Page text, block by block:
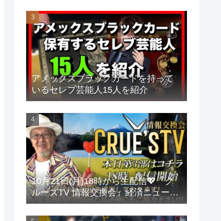
アメックスブラックカードを持って
いるセレブ芸能人15人を紹介
10月21日(月)18時から生配信💖『ク
ルーズTV 情報交換会』経済ニュース
投資 株式市場 新NISA 投資信託 仮想
通貨 ビットコイン 不動産投資 為替